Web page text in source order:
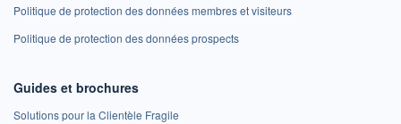
Politique de protection des données membres et visiteurs
Politique de protection des données prospects
Guides et brochures
Solutions pour la Clientèle Fragile